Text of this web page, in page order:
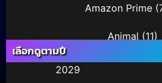
Amazon Prime
Animal (11)
Animation การ์ตูน
เลือกดูตามปี
2029